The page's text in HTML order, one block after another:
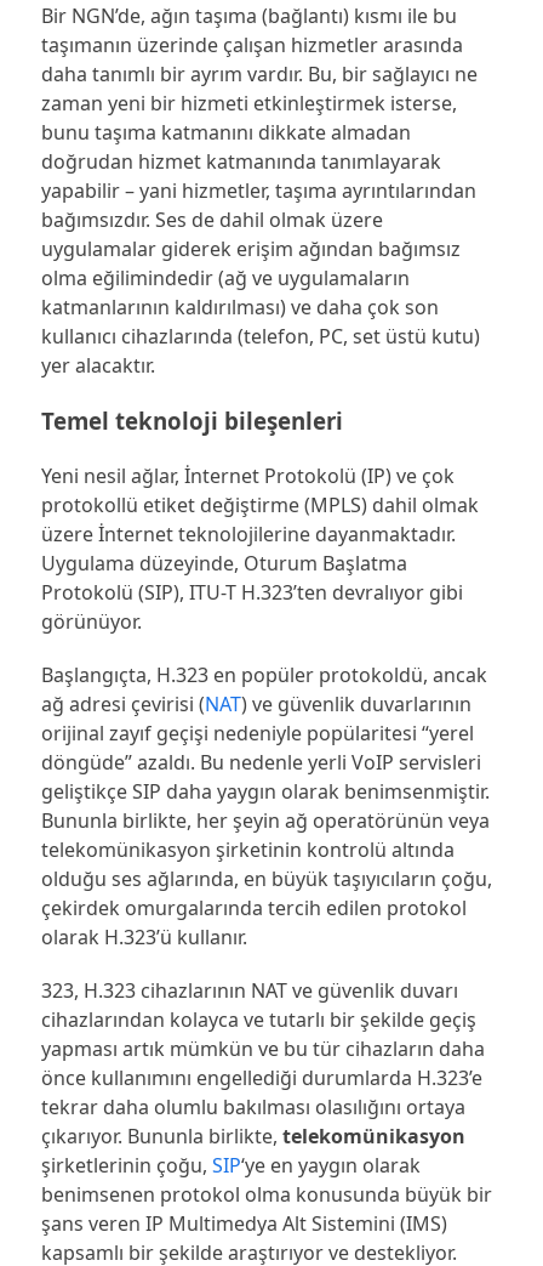
Bir NGN’de, ağın taşıma (bağlantı) kısmı ile bu
taşımanın üzerinde çalışan hizmetler arasında
daha tanımlı bir ayrım vardır. Bu, bir sağlayıcı ne
zaman yeni bir hizmeti etkinleştirmek isterse,
bunu taşıma katmanını dikkate almadan
doğrudan hizmet katmanında tanımlayarak
yapabilir – yani hizmetler, taşıma ayrıntılarından
bağımsızdır. Ses de dahil olmak üzere
uygulamalar giderek erişim ağından bağımsız
olma eğilimindedir (ağ ve uygulamaların
katmanlarının kaldırılması) ve daha çok son
kullanıcı cihazlarında (telefon, PC, set üstü kutu)
yer alacaktır.
Temel teknoloji bileşenleri
Yeni nesil ağlar, İnternet Protokolü (IP) ve çok
protokollü etiket değiştirme (MPLS) dahil olmak
üzere İnternet teknolojilerine dayanmaktadır.
Uygulama düzeyinde, Oturum Başlatma
Protokolü (SIP), ITU-T H.323’ten devralıyor gibi
görünüyor.
Başlangıçta, H.323 en popüler protokoldü, ancak
ağ adresi çevirisi (NAT) ve güvenlik duvarlarının
orijinal zayıf geçişi nedeniyle popülaritesi “yerel
döngüde” azaldı. Bu nedenle yerli VoIP servisleri
geliştikçe SIP daha yaygın olarak benimsenmiştir.
Bununla birlikte, her şeyin ağ operatörünün veya
telekomünikasyon şirketinin kontrolü altında
olduğu ses ağlarında, en büyük taşıyıcıların çoğu,
çekirdek omurgalarında tercih edilen protokol
olarak H.323’ü kullanır.
323, H.323 cihazlarının NAT ve güvenlik duvarı
cihazlarından kolayca ve tutarlı bir şekilde geçiş
yapması artık mümkün ve bu tür cihazların daha
önce kullanımını engellediği durumlarda H.323’e
tekrar daha olumlu bakılması olasılığını ortaya
çıkarıyor. Bununla birlikte, telekomünikasyon
şirketlerinin çoğu, SIP‘ye en yaygın olarak
benimsenen protokol olma konusunda büyük bir
şans veren IP Multimedya Alt Sistemini (IMS)
kapsamlı bir şekilde araştırıyor ve destekliyor.